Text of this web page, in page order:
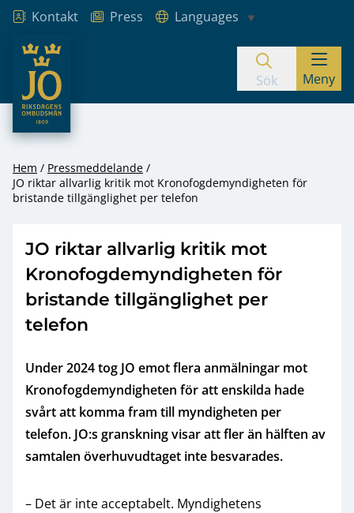
Hoppa till innehåll
Kontakt Press
Languages
JO – Riksdagens Ombudsmän
Sök Meny
Hem
Pressmeddelande
JO riktar allvarlig kritik mot Kronofogdemyndigheten för
bristande tillgänglighet per telefon
JO riktar allvarlig kritik mot
Kronofogdemyndigheten för
bristande tillgänglighet per
telefon
Under 2024 tog JO emot flera anmälningar mot
Kronofogdemyndigheten för att enskilda hade
svårt att komma fram till myndigheten per
telefon. JO:s granskning visar att fler än hälften av
samtalen överhuvudtaget inte besvarades.
– Det är inte acceptabelt. Myndighetens